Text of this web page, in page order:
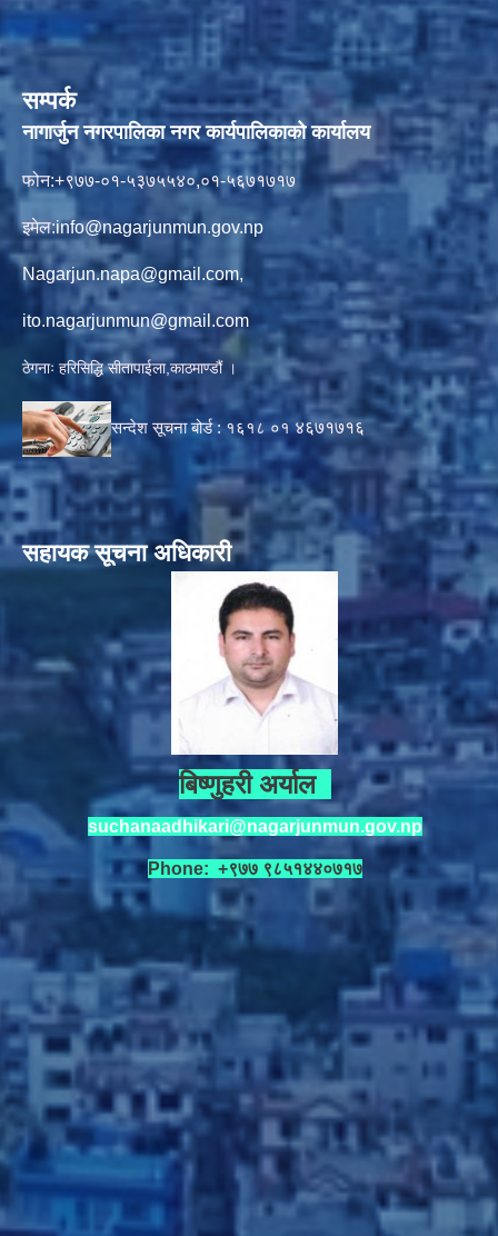
सम्पर्क
नागार्जुन नगरपालिका नगर कार्यपालिकाको कार्यालय
फोन:+९७७-०१-५३७५५४०,०१-५६७१७१७
इमेल:info@nagarjunmun.gov.np
Nagarjun.napa@gmail.com,
ito.nagarjunmun@gmail.com
ठेगनाः हरिसिद्धि सीतापाईला,काठमाण्डौं ।
सन्देश सूचना बोर्ड : १६१८ ०१४६७१७१६
सहायक सूचना अधिकारी
बिष्णुहरी अर्याल
suchanaadhikari@nagarjunmun.gov.np
Phone: +९७७ ९८५१४४०७१७